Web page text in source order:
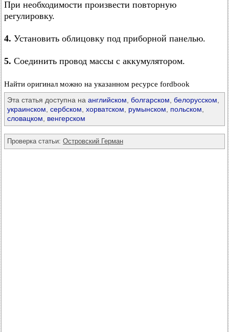
При необходимости произвести повторную
регулировку.
4. Установить облицовку под приборной панелью.
5. Соединить провод массы с аккумулятором.
Найти оригинал можно на указанном ресурсе fordbook
Эта статья доступна на английском болгарском белорусском
украинском сербском хорватском румынском польском
словацком
венгерском
Проверка статьи: Островский Герман